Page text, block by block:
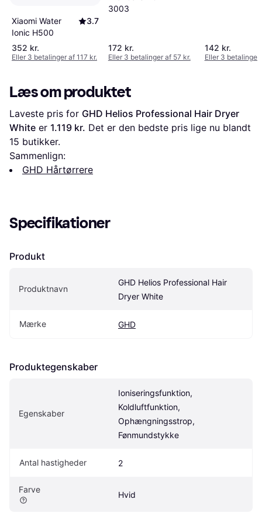
Xiaomi Water
Ionic H500
3.7
352 kr.
Eller 3 betalinger af 117 kr.
3003
172 kr.
Eller 3 betalinger af 57 kr.
142 kr.
Eller 3 betalinger
Læs om produktet
Laveste pris for GHD Helios Professional Hair Dryer
White er 1.119 kr.
15 butikker.
Sammenlign:
GHD Hårtørrere
Specifikationer
Produkt
Produktnavn
GHD Helios Professional Hair
Dryer White
Mærke GHD
Produktegenskaber
Egenskaber
Ioniseringsfunktion,
Koldluftfunktion,
Ophængningsstrop,
Fønmundstykke
Antal hastigheder 2
Farve
Hvid